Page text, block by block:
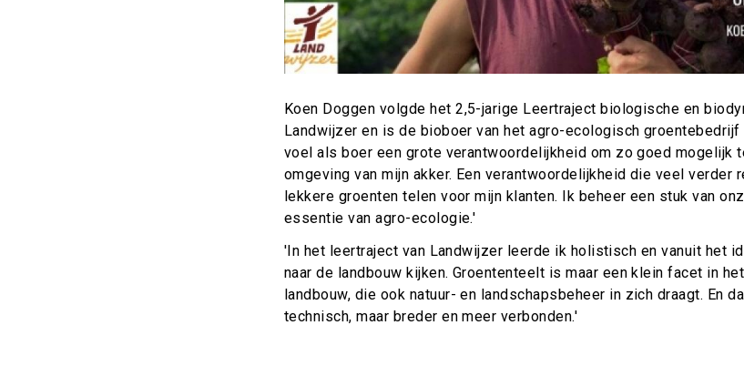
Koen Doggen volgde het 2,5-jarige Leertraject biologische en
Landwijzer en is de bioboer van het agro-ecologisch groentebedrijf
voel als boer een grote verantwoordelijkheid om zo goed mogelijk
omgeving van mijn akker. Een verantwoordelijkheid die veel verder
lekkere groenten telen voor mijn klanten. Ik beheer een stuk van
essentie van agro-ecologie.'
'In het leertraject van Landwijzer leerde ik holistisch en vanuit het
naar de landbouw kijken. Groententeelt is maar een klein facet in
landbouw, die ook natuur- en landschapsbeheer in zich draagt. En
technisch, maar breder en meer verbonden.'